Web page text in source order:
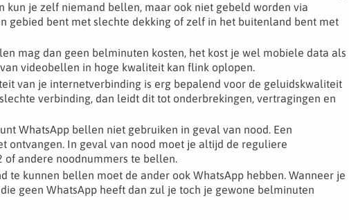
kun je zelf niemand bellen, maar ook niet gebeld worden via
gebied bent met slechte dekking of zelf in het buitenland bent met
mag dan geen belminuten kosten, het kost je wel mobiele data als
videobellen in hoge kwaliteit kan flink oplopen.
van je internetverbinding is erg bepalend voor de geluidskwaliteit
verbinding, dan leidt dit tot onderbrekingen, vertragingen en
WhatsApp bellen niet gebruiken in geval van nood. Een
ontvangen. In geval van nood moet je altijd de reguliere
andere noodnummers te bellen.
te kunnen bellen moet de ander ook WhatsApp hebben. Wanneer je
geen WhatsApp heeft dan zul je toch je gewone belminuten